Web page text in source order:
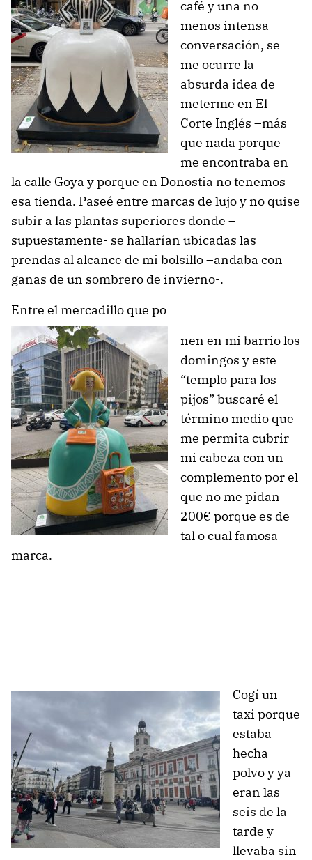
café y una no
menos intensa
conversación, se
me ocurre la
absurda idea de
meterme en El
Corte Inglés –más
que nada porque
me encontraba en
la calle Goya y porque en Donostia no tenemos
esa tienda. Paseé entre marcas de lujo y no quise
subir a las plantas superiores donde –
supuestamente- se hallarían ubicadas las
prendas al alcance de mi bolsillo –andaba con
ganas de un sombrero de invierno-.
Entre el mercadillo que po
nen en mi barrio los
domingos y este
“templo para los
pijos” buscaré el
término medio que
me permita cubrir
mi cabeza con un
complemento por el
que no me pidan
200€ porque es de
tal o cual famosa
marca.
Cogí un
taxi porque
estaba
hecha
polvo y ya
eran las
seis de la
tarde y
llevaba sin